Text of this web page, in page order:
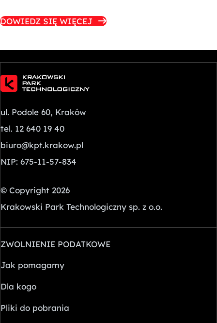
DOWIEDZ SIĘ WIĘCEJ
ul. Podole 60, Kraków
tel. 12 640 19 40
biuro@kpt.krakow.pl
NIP: 675-11-57-834
© Copyright 2026
Krakowski Park Technologiczny sp. z o.o.
ZWOLNIENIE PODATKOWE
Jak pomagamy
Dla kogo
Pliki do pobrania